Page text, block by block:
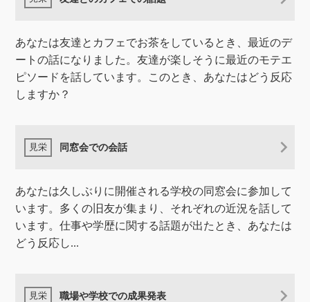
あなたは友達とカフェでお茶をしているとき、最近のデ
ートの話になりました。友達が楽しそうに最近のモテエ
ピソードを話しています。このとき、あなたはどう反応
しますか？
同窓会での会話
あなたは久しぶりに開催される学校の同窓会に参加して
います。多くの旧友が集まり、それぞれの近況を話して
います。仕事や学歴に関する話題が出たとき、あなたは
どう反応し...
職場や学校での成果発表